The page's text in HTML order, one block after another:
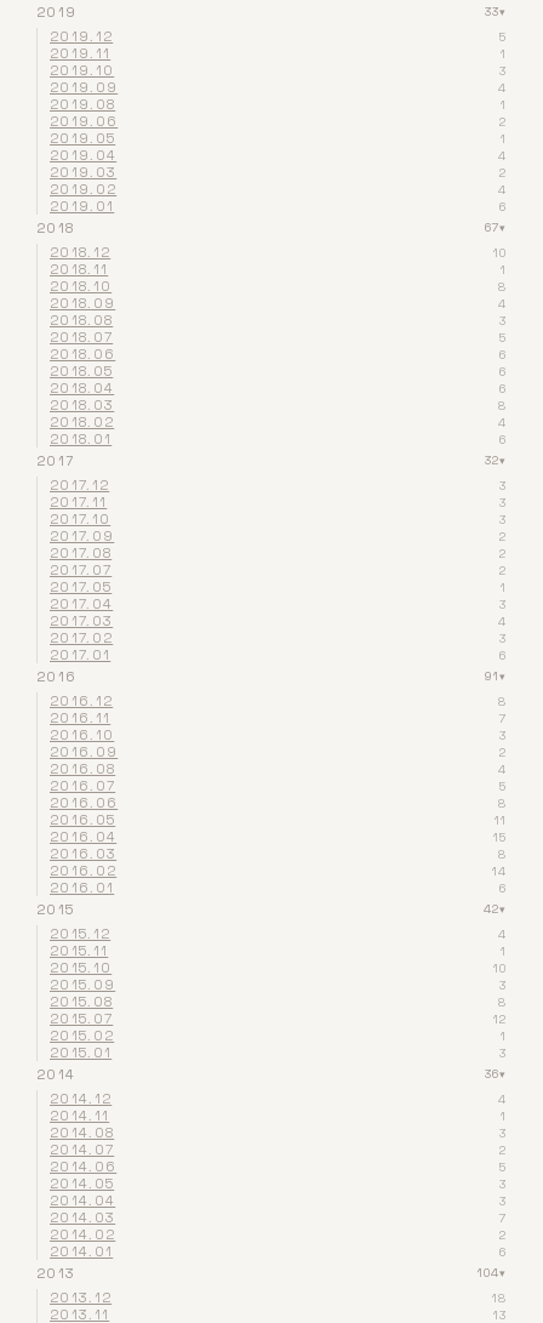
2019 33▾
2019.12 5
2019.11 1
2019.10 3
2019.09 4
2019.08 1
2019.06 2
2019.05 1
2019.04 4
2019.03 2
2019.02 4
2019.01 6
2018 67▾
2018.12 10
2018.11 1
2018.10 8
2018.09 4
2018.08 3
2018.07 5
2018.06 6
2018.05 6
2018.04 6
2018.03 8
2018.02 4
2018.01 6
2017 32▾
2017.12 3
2017.11 3
2017.10 3
2017.09 2
2017.08 2
2017.07 2
2017.05 1
2017.04 3
2017.03 4
2017.02 3
2017.01 6
2016 91▾
2016.12 8
2016.11 7
2016.10 3
2016.09 2
2016.08 4
2016.07 5
2016.06 8
2016.05 11
2016.04 15
2016.03 8
2016.02 14
2016.01 6
2015 42▾
2015.12 4
2015.11 1
2015.10 10
2015.09 3
2015.08 8
2015.07 12
2015.02 1
2015.01 3
2014 36▾
2014.12 4
2014.11 1
2014.08 3
2014.07 2
2014.06 5
2014.05 3
2014.04 3
2014.03 7
2014.02 2
2014.01 6
2013 104▾
2013.12 18
2013.11 13